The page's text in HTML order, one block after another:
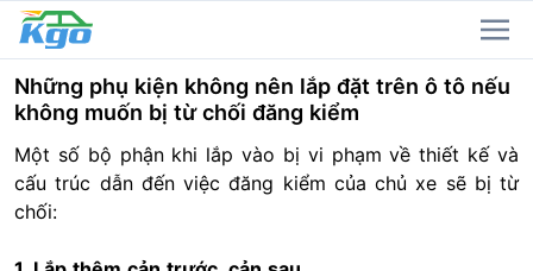
Những phụ kiện không nên lắp đặt trên ô tô nếu
không muốn bị từ chối đăng kiểm
Một số bộ phận khi lắp vào bị vi phạm về thiết kế và
cấu trúc dẫn đến việc đăng kiểm của chủ xe sẽ bị từ
chối: